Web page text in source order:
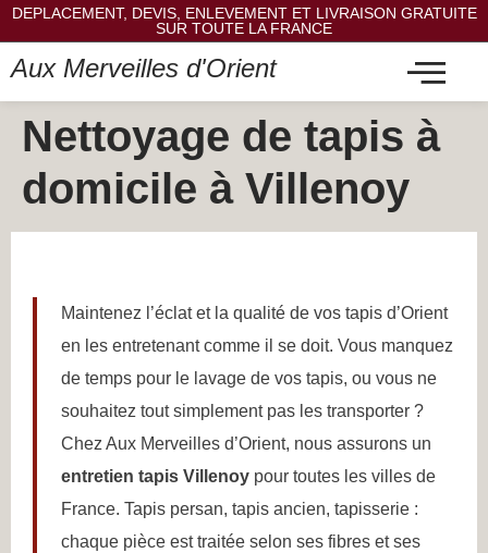
DEPLACEMENT, DEVIS, ENLEVEMENT ET LIVRAISON GRATUITE
SUR TOUTE LA FRANCE
Aux Merveilles d'Orient
Nettoyage de tapis à
domicile à Villenoy
Maintenez l’éclat et la qualité de vos tapis d’Orient
en les entretenant comme il se doit. Vous manquez
de temps pour le lavage de vos tapis, ou vous ne
souhaitez tout simplement pas les transporter ?
Chez Aux Merveilles d’Orient, nous assurons un
entretien tapis Villenoy pour toutes les villes de
France. Tapis persan, tapis ancien, tapisserie :
chaque pièce est traitée selon ses fibres et ses